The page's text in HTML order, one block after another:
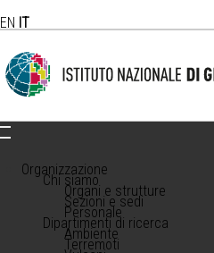
EN IT
Organizzazione
Chi siamo
Organi e strutture
Sezioni e sedi
Personale
Dipartimenti di ricerca
Ambiente
Terremoti